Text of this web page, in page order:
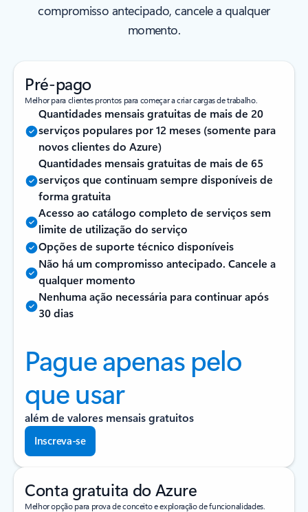
compromisso antecipado, cancele a qualquer
momento.
Pré-pago
Melhor para clientes prontos para começar a criar cargas de trabalho.
Quantidades mensais gratuitas de mais de 20
serviços populares por 12 meses (somente para
novos clientes do Azure)
Quantidades mensais gratuitas de mais de 65
serviços que continuam sempre disponíveis de
forma gratuita
Acesso ao catálogo completo de serviços sem
limite de utilização do serviço
Opções de suporte técnico disponíveis
Não há um compromisso antecipado. Cancele a
qualquer momento
Nenhuma ação necessária para continuar após
30 dias
Pague apenas pelo
que usar
além de valores mensais gratuitos
Inscreva-se
Conta gratuita do Azure
Melhor opção para prova de conceito e exploração de funcionalidades.